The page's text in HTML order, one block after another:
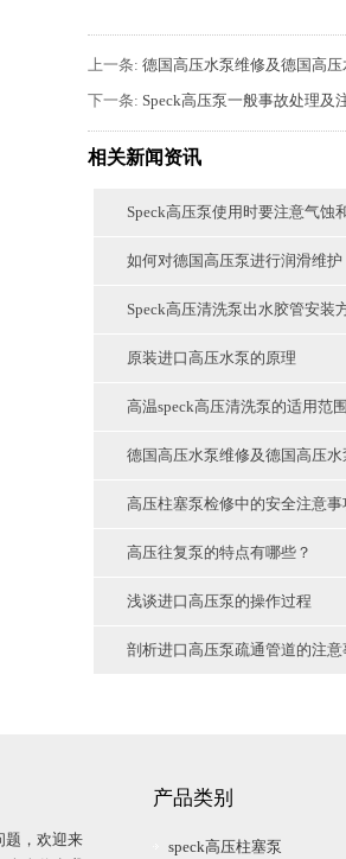
上一条: 德国高压水泵维修及德国高
下一条: Speck高压泵一般事故处理及
相关新闻资讯
Speck高压泵使用时要注意气蚀
如何对德国高压泵进行润滑维护
Speck高压清洗泵出水胶管安装
原装进口高压水泵的原理
高温speck高压清洗泵的适用范
德国高压水泵维修及德国高压
高压柱塞泵检修中的安全注意事
高压往复泵的特点有哪些？
浅谈进口高压泵的操作过程
剖析进口高压泵疏通管道的注意
题，欢迎来
产品类别
speck高压柱塞泵